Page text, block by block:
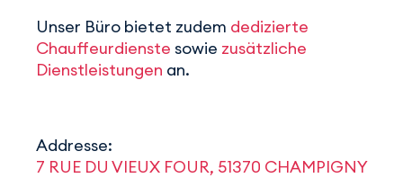
Unser Büro bietet zudem dedizierte
Chauffeurdienste sowie zusätzliche
Dienstleistungen an.
Addresse:
7 RUE DU VIEUX FOUR, 51370 CHAMPIGNY